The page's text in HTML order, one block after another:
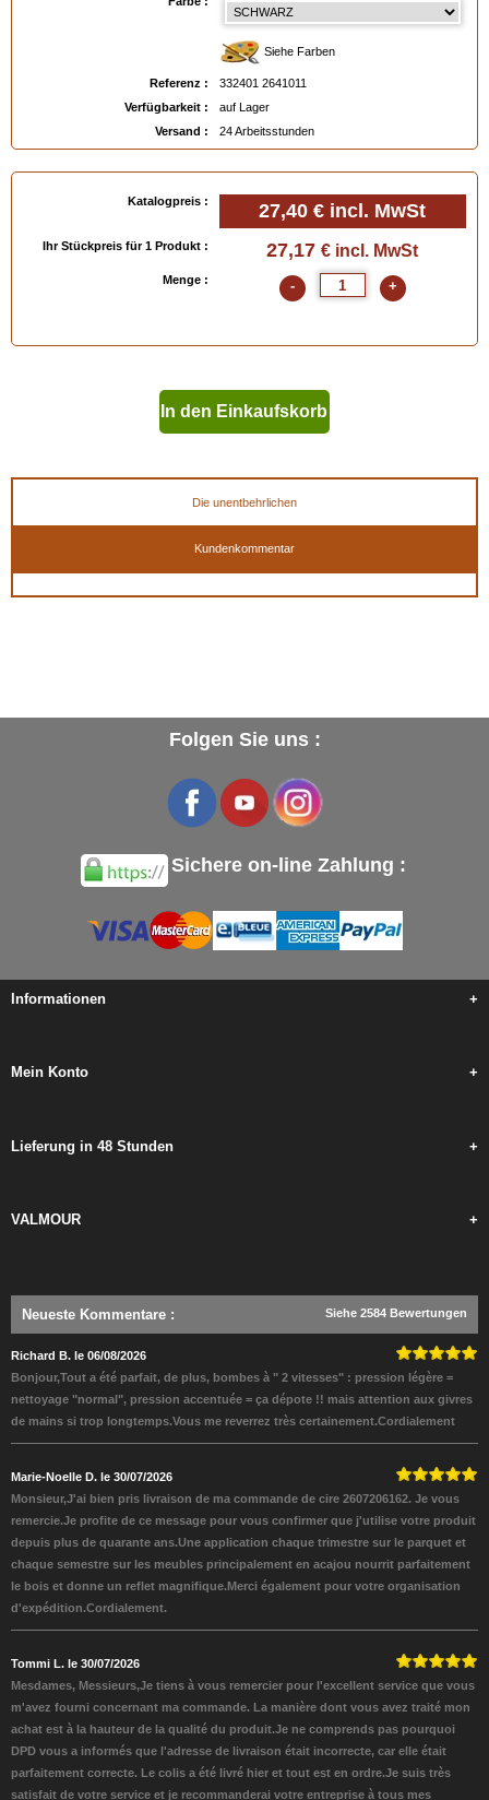
Siehe Farben
Referenz :
332401 2641011
Verfügbarkeit :
auf Lager
Versand :
24 Arbeitsstunden
Katalogpreis : 27,40 € incl. MwSt
Ihr Stückpreis für 1 Produkt : 27,17 € incl. MwSt
Menge : - +
In den Einkaufskorb
Die unentbehrlichen
Kundenkommentar
Folgen Sie uns :
Sichere on-line Zahlung :
Informationen +
Mein Konto +
Lieferung in 48 Stunden +
VALMOUR +
Neueste Kommentare : Siehe 2584 Bewertungen
Richard B. le 06/08/2026
Bonjour,Tout a été parfait, de plus, bombes à " 2 vitesses" : pression légère =
nettoyage "normal", pression accentuée = ça dépote !! mais attention aux givres
de mains si trop longtemps.Vous me reverrez très certainement.Cordialement
Marie-Noelle D. le 30/07/2026
Monsieur,J'ai bien pris livraison de ma commande de cire 2607206162. Je vous
remercie.Je profite de ce message pour vous confirmer que j'utilise votre produit
depuis plus de quarante ans.Une application chaque trimestre sur le parquet et
chaque semestre sur les meubles principalement en acajou nourrit parfaitement
le bois et donne un reflet magnifique.Merci également pour votre organisation
d'expédition.Cordialement.
Tommi L. le 30/07/2026
Mesdames, Messieurs,Je tiens à vous remercier pour l'excellent service que vous
m'avez fourni concernant ma commande. La manière dont vous avez traité mon
achat est à la hauteur de la qualité du produit.Je ne comprends pas pourquoi
DPD vous a informés que l'adresse de livraison était incorrecte, car elle était
parfaitement correcte. Le colis a été livré hier et tout est en ordre.Je suis très
satisfait de votre service et je recommanderai votre entreprise à tous mes